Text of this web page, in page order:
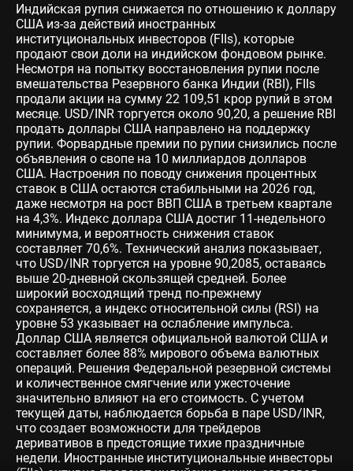
Индийская рупия снижается по отношению к доллару
США из-за действий иностранных
институциональных инвесторов (FIIs), которые
продают свои доли на индийском фондовом рынке.
Несмотря на попытку восстановления рупии после
вмешательства Резервного банка Индии (RBI), FIIs
продали акции на сумму 22 109,51 крор рупий в этом
месяце. USD/INR торгуется около 90,20, а решение RBI
продать доллары США направлено на поддержку
рупии. Форвардные премии по рупии снизились после
объявления о свопе на 10 миллиардов долларов
США. Настроения по поводу снижения процентных
ставок в США остаются стабильными на 2026 год,
даже несмотря на рост ВВП США в третьем квартале
на 4,3%. Индекс доллара США достиг 11-недельного
минимума, и вероятность снижения ставок
составляет 70,6%. Технический анализ показывает,
что USD/INR торгуется на уровне 90,2085, оставаясь
выше 20-дневной скользящей средней. Более
широкий восходящий тренд по-прежнему
сохраняется, а индекс относительной силы (RSI) на
уровне 53 указывает на ослабление импульса.
Доллар США является официальной валютой США и
составляет более 88% мирового объема валютных
операций. Решения Федеральной резервной системы
и количественное смягчение или ужесточение
значительно влияют на его стоимость. С учетом
текущей даты, наблюдается борьба в паре USD/INR,
что создает возможности для трейдеров
деривативов в предстоящие тихие праздничные
недели. Иностранные институциональные инвесторы